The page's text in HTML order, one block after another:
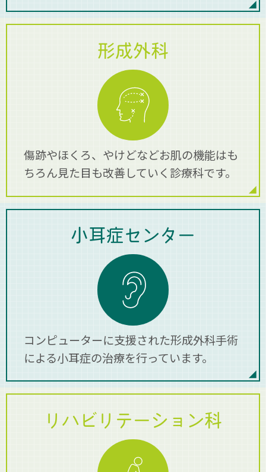
2020.03.24
新型コロナウィルスの感染防止の為、当面の
間、原則面会を禁止致します。
形成外科
傷跡やほくろ、やけどなどお肌の機能はも
ちろん見た目も改善していく診療科です。
小耳症センター
コンピューターに支援された形成外科手術
による小耳症の治療を行っています。
リハビリテーション科